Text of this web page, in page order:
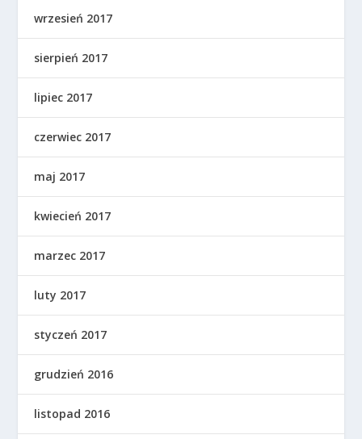
wrzesień 2017
sierpień 2017
lipiec 2017
czerwiec 2017
maj 2017
kwiecień 2017
marzec 2017
luty 2017
styczeń 2017
grudzień 2016
listopad 2016